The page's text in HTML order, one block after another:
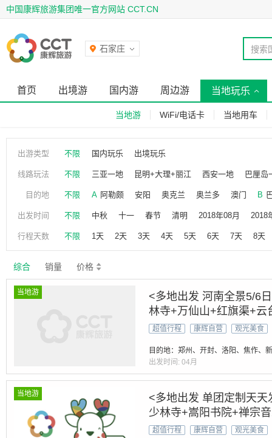
中国康辉旅游集团唯一官方网站 CCT.CN
石家庄 搜索
首页 出境游 国内游 周边游 当地玩乐
当地游 WiFi/电话卡 当地用车
出游类型 不限 国内玩乐 出境玩乐
线路玩法 不限 三亚一地 昆明+大理+丽江 西安一地
巴厘岛
香港+澳门
三亚+海口 桂林+阳朔
青海湖深
目的地 不限 A 阿勒颇 安阳 奥克兰 奥兰多 澳门 B
长岛县
常州 成都 赤峰 重庆
淳
辉县
九华山
旧金山 酒泉 K 卡尔加里
喀纳斯
拉斯维加斯 兰州 琅勃拉邦
丽江
罗托鲁瓦 洛阳 M 马德里
宁波 尼斯 纽黑文 纽约
热浪岛 日喀则 荣成 瑞丽 S
圣玛丽亚 苏州 素可泰
维多利亚市
威海 渭南 蔚山 温哥华
渥
西江苗寨
西宁 西双版纳 西雅图 香港
盐湖城
阳朔 扬州 宜昌 伊犁
黟
舟山
珠海 遵义
出发时间 不限 中秋 十一 春节 清明 2018年08月
2018
2019年01月
2019年02月 2019年03月
2019
2019年08月
2019年12月 2020年01月
2020
2021年06月
2025年04月 2025年05月
2025
03月 04月 05月 06月
07月
2027年03月 2027年04月
2027
2027年10月 2027年11月 2028
行程天数 不限 1天 2天 3天 4天 5天 6天 7天 8天
综合 销量 价格
当地游
<多地出发 河南全景5/6
林寺+万仙山+红旗渠+云
超值行程 康辉自营 观光美食
目的地：郑州、开封、洛阳、焦作、
出发时间: 04月
当地游
<多地出发 单团定制天
少林寺+嵩阳书院+禅宗
门石窟
超值行程 康辉自营 观光美食